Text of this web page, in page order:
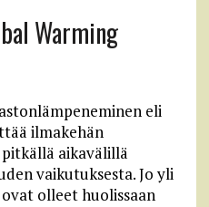
Warming
eli
ilmakehän
aikavälillä
vaikutuksesta. Jo yli
olleet huolissaan